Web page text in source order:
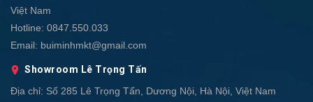
Việt Nam
Hotline: 0847.550.033
Email: buiminhmkt@gmail.com
Showroom Lê Trọng Tấn
Địa chỉ: Số 285 Lê Trọng Tấn, Dương Nội, Hà Nội, Việt Nam